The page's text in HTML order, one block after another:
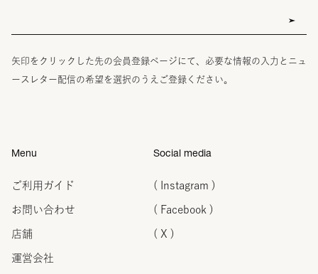
矢印をクリックした先の会員登録ページにて、必要な情報の入力とニュ
ースレター配信の希望を選択のうえご登録ください。
Menu
ご利用ガイド
お問い合わせ
店舗
運営会社
Social media
( Instagram )
( Facebook )
( X )